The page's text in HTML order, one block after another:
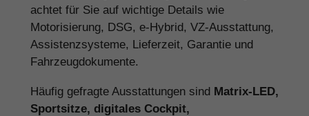
achtet für Sie auf wichtige Details wie
Motorisierung, DSG, e-Hybrid, VZ-Ausstattung,
Assistenzsysteme, Lieferzeit, Garantie und
Fahrzeugdokumente.
Häufig gefragte Ausstattungen sind Matrix-LED,
Sportsitze, digitales Cockpit,